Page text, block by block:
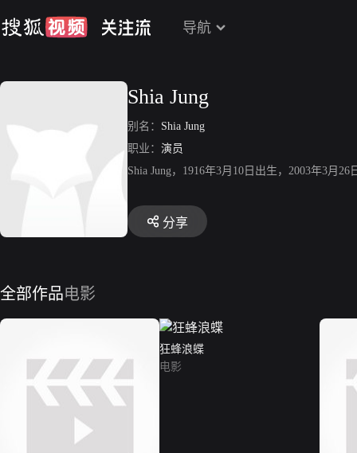
导航
Shia Jung
别名： Shia Jung
职业： 演员
Shia Jung，1916年3月10日出生，2003年3月
分享
全部作品电影
狂蜂浪蝶
电影